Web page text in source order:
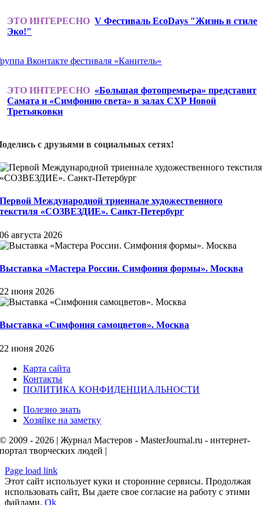
ЭТО ИНТЕРЕСНО V Фестиваль EcoDays "Жизнь в стиле
Эко!"
Вконтакте фестиваля «Канитель»
ЭТО ИНТЕРЕСНО «Большая фотопремьера» представит
Самата и «Симфонию света» в залах СХР Новой
Третьяковки
с друзьями в социальных сетях!
Первой Международной триеннале художественного
текстиля «СОЗВЕЗДИЕ». Санкт-Петербург
06 августа 2026
Выставка «Мастера России. Симфония формы». Москва
22 июня 2026
Выставка «Симфония самоцветов». Москва
22 июня 2026
Карта сайта
Контакты
ПОЛИТИКА КОНФИДЕНЦИАЛЬНОСТИ
Полезно знать
Хозяйке на заметку
© 2009 - 2026 | Журнал Мастеров - MasterJournal.ru - интернет-
портал творческих людей |
Page load link
Этот сайт использует куки и сторонние сервисы. Продолжая
использовать сайт, Вы даете свое согласие на работу с этими
файлами. Ok